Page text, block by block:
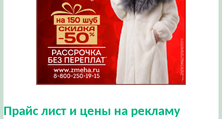
Прайс лист и цены на рекламу